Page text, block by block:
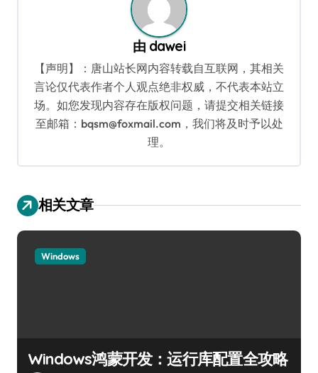
由 dawei
【声明】：唐山站长网内容转载自互联网，其相关
言论仅代表作者个人观点绝非权威，不代表本站立
场。如您发现内容存在版权问题，请提交相关链接
至邮箱：bqsm@foxmail.com，我们将及时予以处
理。
相关文章
Windows
Windows鸿蒙开发：运行库配置全攻略